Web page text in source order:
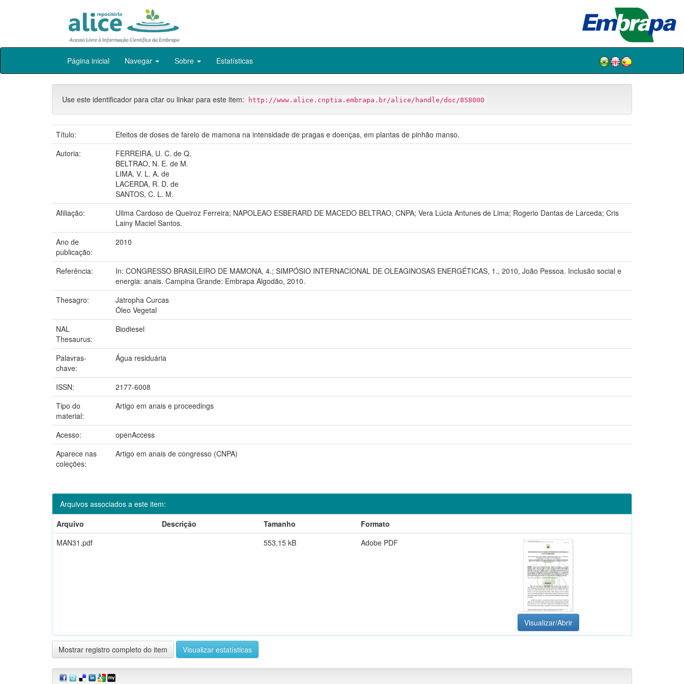
Skip
Página inicial Navegar Sobre Estatísticas
Use este identificador para citar ou linkar para este item: http://www.alice.cnptia.embrapa.br/alice/handle/doc/858000
Título:
Efeitos de doses de farelo de mamona na intensidade de pragas e doenças, em plantas de pinhão manso.
Autoria:
FERREIRA, U. C. de Q.
BELTRAO, N. E. de M.
LIMA, V. L. A. de
LACERDA, R. D. de
SANTOS, C. L. M.
Afiliação:
Uilma Cardoso de Queiroz Ferreira; NAPOLEAO ESBERARD DE MACEDO BELTRAO, CNPA; Vera Lúcia Antunes de Lima; Rogerio Dantas de Larceda; Cris
Lainy Maciel Santos.
Ano de
publicação:
2010
Referência:
In: CONGRESSO BRASILEIRO DE MAMONA, 4.; SIMPÓSIO INTERNACIONAL DE OLEAGINOSAS ENERGÉTICAS, 1., 2010, João Pessoa. Inclusão social e
energia: anais. Campina Grande: Embrapa Algodão, 2010.
Thesagro:
Jatropha Curcas
Óleo Vegetal
NAL
Thesaurus:
Biodiesel
Palavras-
chave:
Água residuária
ISSN:
2177-6008
Tipo do
material:
Artigo em anais e proceedings
Acesso:
openAccess
Aparece nas
coleções:
Artigo em anais de congresso (CNPA)
Arquivos associados a este item:
Arquivo
Descrição Tamanho
Formato
MAN31.pdf
553,15 kB Adobe PDF
Visualizar/Abrir
Mostrar registro completo do item Visualizar estatísticas